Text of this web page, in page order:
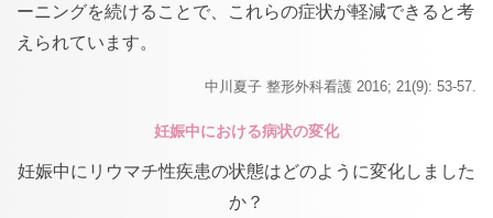
ーニングを続けることで、これらの症状が軽減できると考
えられています。
中川夏子 整形外科看護 2016; 21(9): 53-57.
妊娠中における病状の変化
妊娠中にリウマチ性疾患の状態はどのように変化しました
か？